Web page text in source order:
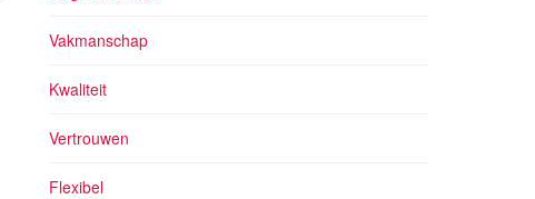
Vakmanschap
Kwaliteit
Vertrouwen
Flexibel